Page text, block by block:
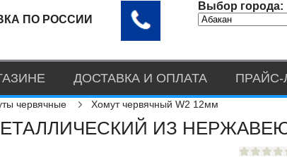
ПО РОССИИ
Выбор города:
ДОСТАВКА И ОПЛАТА ПРАЙС-
червячные Хомут червячный W2 12мм
ИЗ